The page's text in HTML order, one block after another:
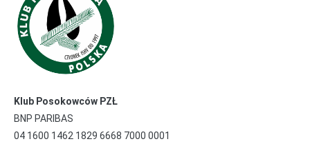
Klub Posokowców PZŁ
BNP PARIBAS
04 1600 1462 1829 6668 7000 0001